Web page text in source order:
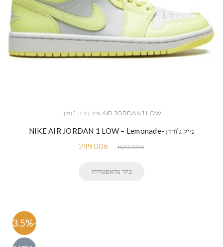
AIR JORDAN 1 LOW אייר ג'ורדן 1 נמוך
נייק ג'ורדן -NIKE AIR JORDAN 1 LOW – Lemonade
820.00₪
299.00₪
בחר מהאפשרויות
-63.5%